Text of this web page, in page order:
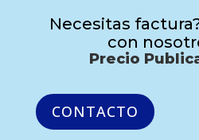
Necesitas
con
Precio
CONTACTO